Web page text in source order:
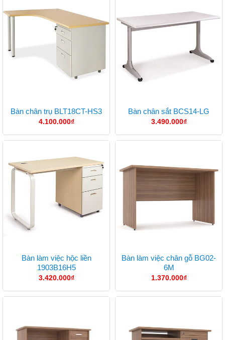
Bàn chân trụ BLT18CT-HS3
4.100.000₫
Bàn chân sắt BCS14-LG
3.490.000₫
Bàn làm việc hộc liền
1903B16H5
3.420.000₫
Bàn làm việc chân gỗ BG02-
6M
1.370.000₫